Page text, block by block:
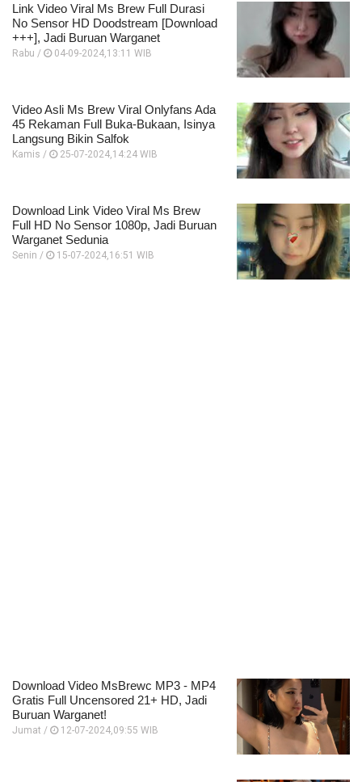
Link Video Viral Ms Brew Full Durasi
No Sensor HD Doodstream [Download
+++], Jadi Buruan Warganet
Rabu / 04-09-2024,13:11 WIB
Video Asli Ms Brew Viral Onlyfans Ada
45 Rekaman Full Buka-Bukaan, Isinya
Langsung Bikin Salfok
Kamis / 25-07-2024,14:24 WIB
Download Link Video Viral Ms Brew
Full HD No Sensor 1080p, Jadi Buruan
Warganet Sedunia
Senin / 15-07-2024,16:51 WIB
Download Video MsBrewc MP3 - MP4
Gratis Full Uncensored 21+ HD, Jadi
Buruan Warganet!
Jumat / 12-07-2024,09:55 WIB